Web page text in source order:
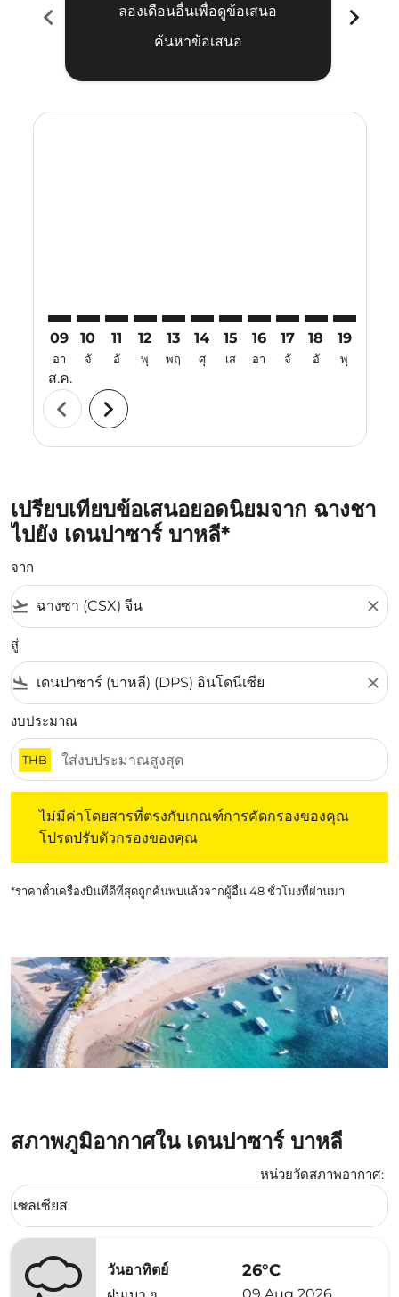
chevron_left
ลองเดือนอื่นเพื่อดูข้อเสนอ
ค้นหาข้อเสนอ
chevron_right
09
อา
ส.ค.
10
จั
11
อั
12
พุ
13
พฤ
14
ศุ
15
เส
16
อา
17
จั
18
อั
19
พุ
chevron_left chevron_right
เปรียบเทียบข้อเสนอยอดนิยมจาก ฉางชา
ไปยัง เดนปาซาร์ บาหลี*
จาก
flight_takeoff close
สู่
flight_land close
งบประมาณ
THB
ไม่มีค่าโดยสารที่ตรงกับเกณฑ์การคัดกรองของคุณ
โปรดปรับตัวกรองของคุณ
*ราคาตั๋วเครื่องบินที่ดีที่สุดถูกค้นพบแล้วจากผู้อื่น 48 ชั่วโมงที่ผ่านมา
สภาพภูมิอากาศใน เดนปาซาร์ บาหลี
หน่วยวัดสภาพอากาศ:
Weather unit option เซลเซียส Selected
เซลเซียส
keyboard_arrow_down
วันอาทิตย์
26°C
09 Aug 2026